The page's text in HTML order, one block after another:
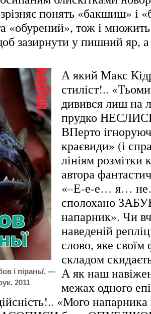
понять «бакшиш» і
«обурений», тож і множить
зазирнути у пишний яр,
і піраньї. —
2011
А який Макс
стиліст!..
дивився лиш на
прудко
ВПерто
краєвиди» (і
лініям розмітки
автора
«–Е-е-е… я…
сполохано
напарник». Чи
наведеній
слово, яке
складом
А як наш
межах одного
«Мого